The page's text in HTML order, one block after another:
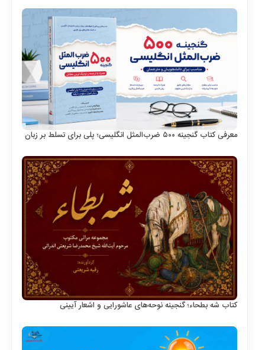
معرفی کتاب گنجینه ۵۰۰ ضرب‌المثل انگلیسی؛ پلی برای تسلط بر زبان
کتاب شه بطحاء؛ گنجینه نوحه‌های عاشورایی و اشعار آیینی